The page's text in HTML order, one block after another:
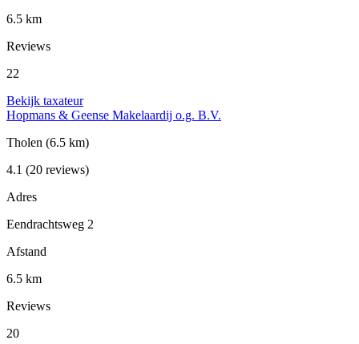
6.5 km
Reviews
22
Bekijk taxateur
Hopmans & Geense Makelaardij o.g. B.V.
Tholen (6.5 km)
4.1 (20 reviews)
Adres
Eendrachtsweg 2
Afstand
6.5 km
Reviews
20